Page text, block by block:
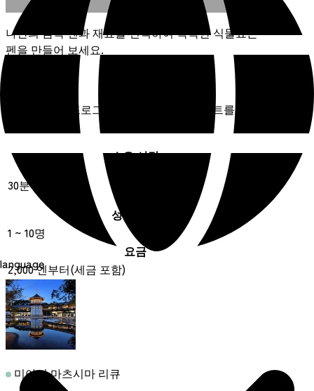
language
나만의 금속 펜과 재료를 선택하여 독특한 식물표본
펜을 만들어 보세요.
자세한 체험 프로그램 일정은 공식 웹사이트를 참조
소요 시간
30분~1시간
성립 인원
1 ~ 10명
요금
2,000 엔부터(세금 포함)
미야기 마츠시마 리큐